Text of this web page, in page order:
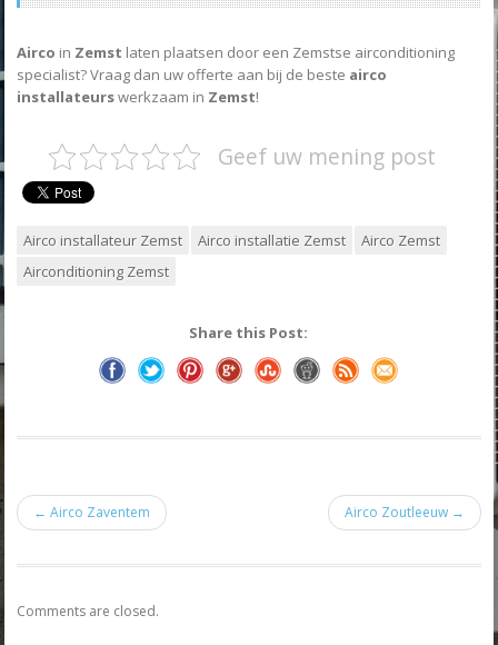
Airco in Zemst laten plaatsen door een Zemstse airconditioning
specialist? Vraag dan uw offerte aan bij de beste airco
installateurswerkzaam in Zemst!
Geef uw mening post
Airco installateur Zemst Airco installatie Zemst
Airco Zemst
Airconditioning Zemst
Share this Post:
← Airco Zaventem Airco Zoutleeuw →
Comments are closed.